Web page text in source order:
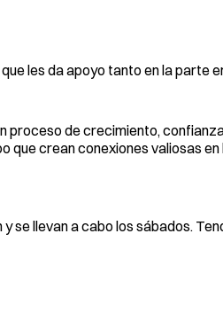
les da apoyo tanto en la parte
proceso de crecimiento,
que crean conexiones valiosas en
llevan a cabo los sábados.